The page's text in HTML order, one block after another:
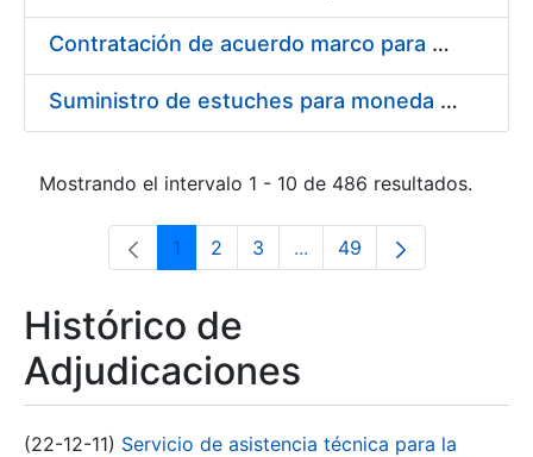
Contratación de acuerdo marco para el Suministro de Material de Electricidad para la Fábrica Nacional de Moneda y Timbre-Real Casa de la Moneda en su centro de trabajo de Burgos
Suministro de estuches para moneda de 30 €
Mostrando el intervalo 1 - 10 de 486 resultados.
Página
1 Página
2 Página
3 ...Páginas intermedias Use
Página
49
Histórico de
Adjudicaciones
(22-12-11) Servicio de asistencia técnica para la